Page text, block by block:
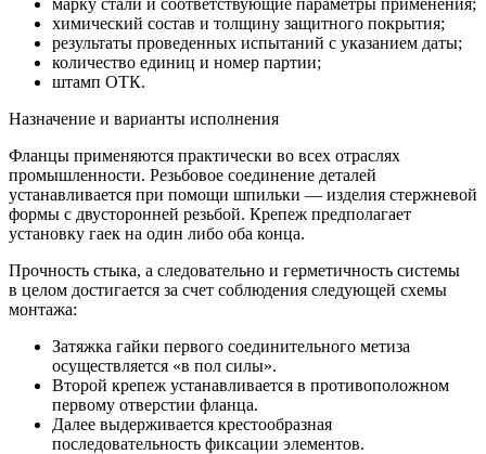
химический состав и толщину защитного покрытия;
результаты проведенных испытаний с указанием даты;
количество единиц и номер партии;
штамп ОТК.
Назначение и варианты исполнения
Фланцы применяются практически во всех отраслях
промышленности. Резьбовое соединение деталей
устанавливается при помощи шпильки — изделия стержневой
формы с двусторонней резьбой. Крепеж предполагает
установку гаек на один либо оба конца.
Прочность стыка, а следовательно и герметичность системы
в целом достигается за счет соблюдения следующей схемы
монтажа:
Затяжка гайки первого соединительного метиза
осуществляется «в пол силы».
Второй крепеж устанавливается в противоположном
первому отверстии фланца.
Далее выдерживается крестообразная
последовательность фиксации элементов.